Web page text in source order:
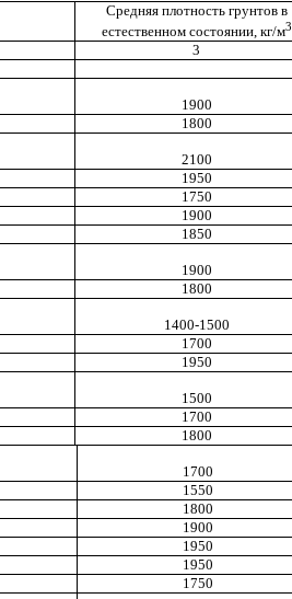
Средняя плотность грунтов в
естественном состоянии, кг/м3
3
1900
1800
2100
1950
1750
1900
1850
1900
1800
1400-1500
1700
1950
1500
1700
1800
1700
1550
1800
1900
1950
1950
1750